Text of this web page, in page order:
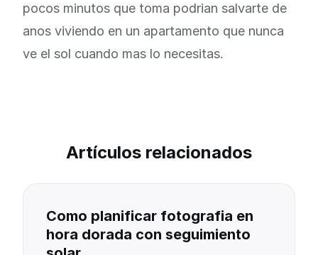
pocos minutos que toma podrian salvarte de
anos viviendo en un apartamento que nunca
ve el sol cuando mas lo necesitas.
Artículos relacionados
Como planificar fotografia en
hora dorada con seguimiento